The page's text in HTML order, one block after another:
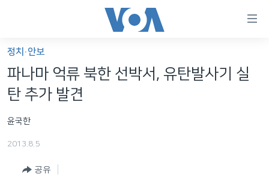
가
능
링
인
세계
라디오
프로그램
주파수 안내
정치·안보
파나마 억류 북한 선박서, 유탄발사기 실
탄 추가 발견
윤국한
2013.8.5
공유